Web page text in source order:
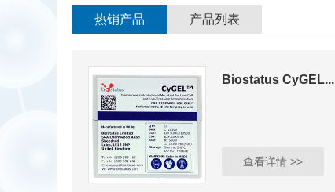
热销产品 产品列表
Biostatus CyGEL...
查看详情 >>